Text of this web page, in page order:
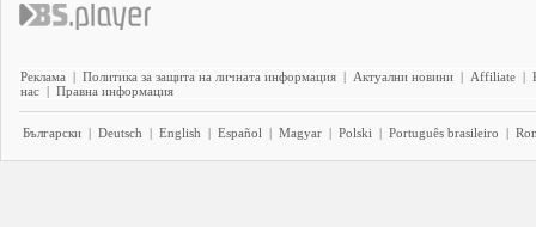
Реклама | Политика за защита на личната информация | Актуални новини | Affiliate |
нас | Правна информация
Български | Deutsch | English | Español | Magyar | Polski | Português brasileiro |